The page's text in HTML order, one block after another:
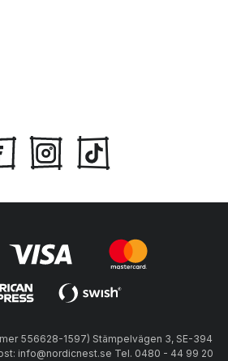
556628-1597) Stämpelvägen 3, SE-394
info@nordicnest.se Tel. 0480 - 44 99 20